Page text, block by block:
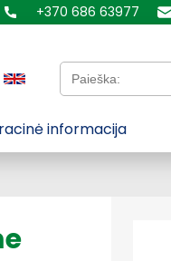
+370 686 63977
Paieška:
informacija